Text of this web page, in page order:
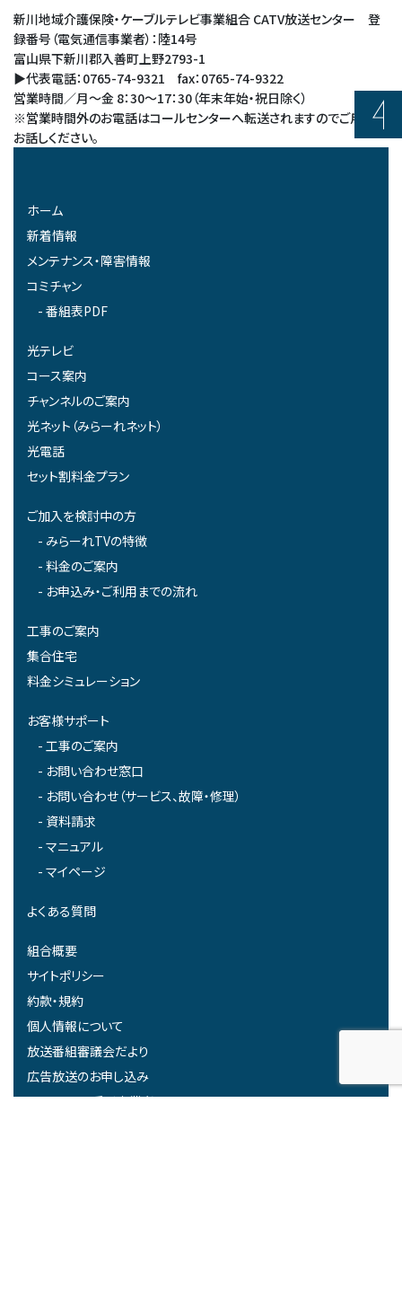
新川地域介護保険・ケーブルテレビ事業組合 CATV放送センター 登
録番号（電気通信事業者）：陸14号
富山県下新川郡入善町上野2793-1
▶代表電話：0765-74-9321 fax：0765-74-9322
営業時間／月～金 8：30～17：30（年末年始・祝日除く）
※営業時間外のお電話はコールセンターへ転送されますのでご用件を
お話しください。
ホーム
新着情報
メンテナンス・障害情報
コミチャン
番組表PDF
光テレビ
コース案内
チャンネルのご案内
光ネット（みらーれネット）
光電話
セット割料金プラン
ご加入を検討中の方
みらーれTVの特徴
料金のご案内
お申込み・ご利用までの流れ
工事のご案内
集合住宅
料金シミュレーション
お客様サポート
工事のご案内
お問い合わせ窓口
お問い合わせ（サービス、故障・修理）
資料請求
マニュアル
マイページ
よくある質問
組合概要
サイトポリシー
約款・規約
個人情報について
放送番組審議会だより
広告放送のお申し込み
みらーれTV受託事業者